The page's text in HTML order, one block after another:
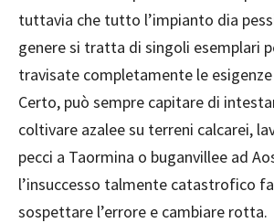
tuttavia che tutto l’impianto dia
genere si tratta di singoli esemplari
travisate completamente le
Certo, può sempre capitare di
coltivare azalee su terreni calcarei,
pecci a Taormina o buganvillee ad
l’insuccesso talmente catastrofico
sospettare l’errore e cambiare rotta.